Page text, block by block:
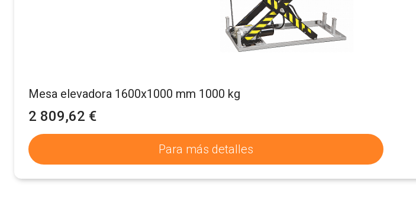
Mesa elevadora 1600x1000 mm 1000 kg
2 809,62 €
Para más detalles